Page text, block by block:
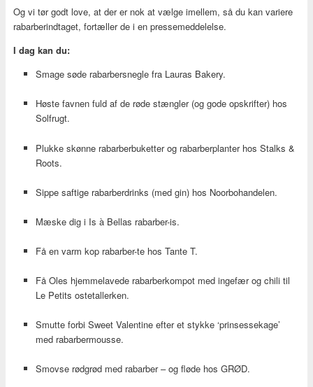
Og vi tør godt love, at der er nok at vælge imellem, så du kan variere
rabarberindtaget, fortæller de i en pressemeddelelse.
I dag kan du:
Smage søde rabarbersnegle fra Lauras Bakery.
Høste favnen fuld af de røde stængler (og gode opskrifter) hos
Solfrugt.
Plukke skønne rabarberbuketter og rabarberplanter hos Stalks &
Roots.
Sippe saftige rabarberdrinks (med gin) hos Noorbohandelen.
Mæske dig i Is à Bellas rabarber-is.
Få en varm kop rabarber-te hos Tante T.
Få Oles hjemmelavede rabarberkompot med ingefær og chili til
Le Petits ostetallerken.
Smutte forbi Sweet Valentine efter et stykke ‘prinsessekage’
med rabarbermousse.
Smovse rødgrød med rabarber – og fløde hos GRØD.